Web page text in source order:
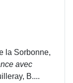
la Sorbonne,
avec
B....